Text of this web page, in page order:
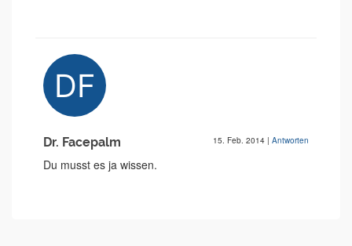
Dr. Facepalm 15. Feb. 2014 | Antworten
Du musst es ja wissen.